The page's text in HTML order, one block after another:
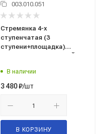
003.010.051
Стремянка 4-х
ступенчатая (3
ступени+площадка)
51298946-2009
В наличии
3 480₽/шт
В КОРЗИНУ